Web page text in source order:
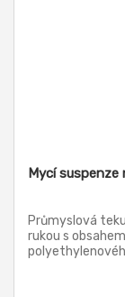
Mycí suspenze
Průmyslová
rukou s